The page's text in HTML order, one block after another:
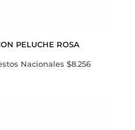
PELUCHE ROSA
Nacionales $8.256